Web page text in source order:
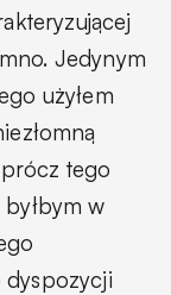
Jedynym
użyłem
tego
w